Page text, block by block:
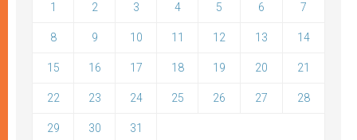
1 2 3 4 5 6 7
8 9 10 11 12 13 14
15 16 17 18 19 20 21
22 23 24 25 26 27 28
29 30 31